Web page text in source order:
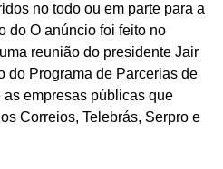
no todo ou em parte para a
do O anúncio foi feito no
reunião do presidente Jair
do Programa de Parcerias de
as empresas públicas que
Correios, Telebrás, Serpro e